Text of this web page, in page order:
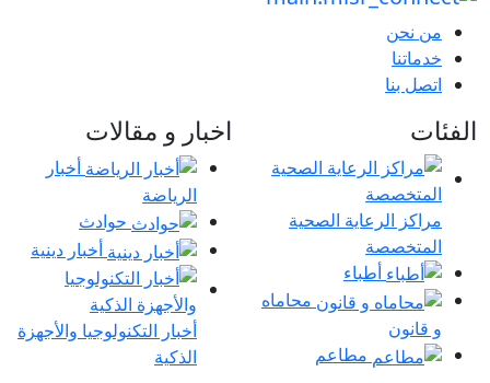
من نحن
خدماتنا
اتصل بنا
الفئات
مراكز الرعاية الصحية
المتخصصة
أطباء
محاماه
و قانون
مطاعم
اخبار و مقالات
أخبار
الرياضة
حوادث
أخبار دينية
أخبار التكنولوجيا والأجهزة
الذكية